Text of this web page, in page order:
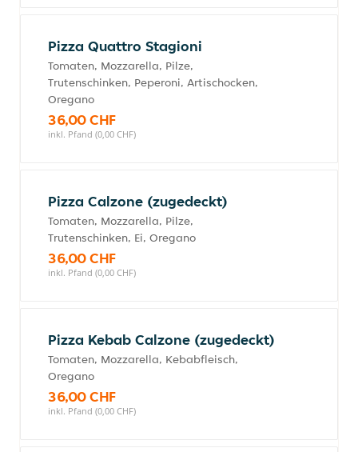
Pizza Quattro Stagioni
Tomaten, Mozzarella, Pilze,
Trutenschinken, Peperoni, Artischocken,
Oregano
36,00 CHF
inkl. Pfand (0,00 CHF)
Pizza Calzone (zugedeckt)
Tomaten, Mozzarella, Pilze,
Trutenschinken, Ei, Oregano
36,00 CHF
inkl. Pfand (0,00 CHF)
Pizza Kebab Calzone (zugedeckt)
Tomaten, Mozzarella, Kebabfleisch,
Oregano
36,00 CHF
inkl. Pfand (0,00 CHF)